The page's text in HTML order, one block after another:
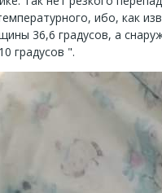
ибо, как
36,6 градусов, а
градусов ".